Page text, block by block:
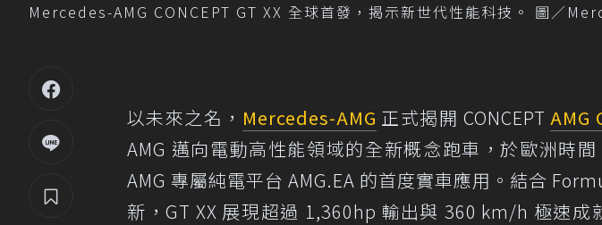
Mercedes-AMG CONCEPT GT XX 全球首發，揭示新世代性能科技。 圖／
以未來之名， Mercedes-AMG 正式揭開 CONCEPTAMG
AMG 邁向電動高性能領域的全新概念跑車，於歐洲時
AMG 專屬純電平台 AMG.EA 的首度實車應用。結合
新，GT XX 展現超過 1,360hp 輸出與 360 km/h 極速成